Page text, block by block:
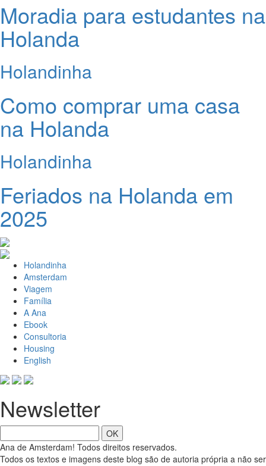
Moradia para estudantes na
Holanda
Holandinha
Como comprar uma casa
na Holanda
Holandinha
Feriados na Holanda em
2025
Holandinha
Amsterdam
Viagem
Família
A Ana
Ebook
Consultoria
Housing
English
Newsletter
OK
Ana de Amsterdam! Todos direitos reservados.
Todos os textos e imagens deste blog são de autoria própria a não ser